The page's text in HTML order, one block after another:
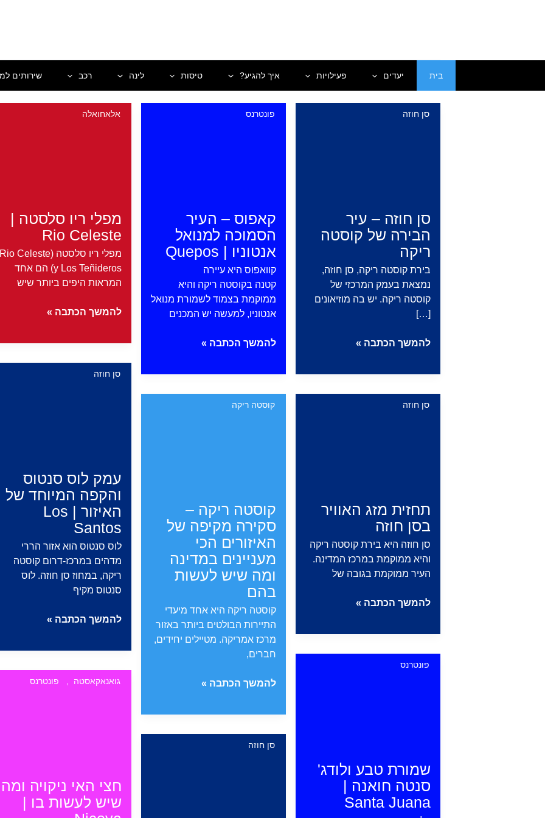
בית יעדים פעילויות איך להגיע? טיסות לינה רכב שירותים
סן חוזה – עיר
הבירה של קוסטה
ריקה
סן חוזה
בירת קוסטה ריקה, סן חוזה,
נמצאת בעמק המרכזי של
קוסטה ריקה. יש בה מוזיאונים
[…]
סן
הבירה
להמשך הכתבה »
קאפוס – העיר
הסמוכה למנואל
אנטוניו | Quepos
פונטרנס
קוואפוס היא עיירה
קטנה בקוסטה ריקה והיא
ממוקמת בצמוד לשמורת מנואל
אנטוניו, למעשה יש המכנים
קאפוס
למנואל
להמשך הכתבה »
מפלי ריו סלסטה |
Rio Celeste
אלאחואלה
מפלי ריו סלסטה (Rio Celeste
y Los Teñideros) הם אחד
המראות היפים ביותר שיש
מפלי
Rio
להמשך הכתבה »
עמק לוס סנטוס
והקפה המיוחד של
האיזור | Los
Santos
סן חוזה
לוס סנטוס הוא אזור הררי
מדהים במרכז-דרום קוסטה
ריקה, במחוז סן חוזה. לוס
סנטוס מקיף
עמק
המיוחד
להמשך הכתבה »
תחזית מזג האוויר
בסן חוזה
סן חוזה
סן חוזה היא בירת קוסטה ריקה
והיא ממוקמת במרכז המדינה.
העיר ממוקמת בגובה של
תחזית
חוזה
להמשך הכתבה »
קוסטה ריקה –
סקירה מקיפה של
האיזורים הכי
מעניינים במדינה
ומה שיש לעשות
בהם
קוסטה ריקה
קוסטה ריקה היא אחד מיעדי
התיירות הבולטים ביותר באזור
מרכז אמריקה. מטיילים יחידים,
חברים,
קוסטה
מקיפה
להמשך הכתבה »
שמורת טבע ולודג'
סנטה חואנה |
Santa Juana
פונטרנס
חצי האי ניקויה ומה
שיש לעשות בו |
גואנאקאסטה פונטרנס
סן חוזה